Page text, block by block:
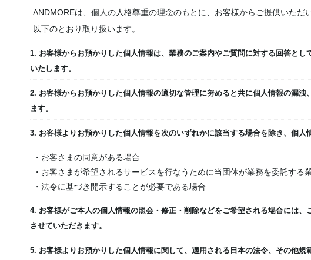
ANDMOREは、個人の人格尊重の理念のもとに、お客様からご提供いただ
以下のとおり取り扱います。
1. お客様からお預かりした個人情報は、業務のご案内やご質問に対する回答とし
いたします。
2. お客様からお預かりした個人情報の適切な管理に努めると共に個人情報の漏洩
ます。
3. お客様よりお預かりした個人情報を次のいずれかに該当する場合を除き、個人
・お客さまの同意がある場合
・お客さまが希望されるサービスを行なうために当団体が業務を委託する
・法令に基づき開示することが必要である場合
4. お客様がご本人の個人情報の照会・修正・削除などをご希望される場合には、
させていただきます。
5. お客様よりお預かりした個人情報に関して、適用される日本の法令、その他規